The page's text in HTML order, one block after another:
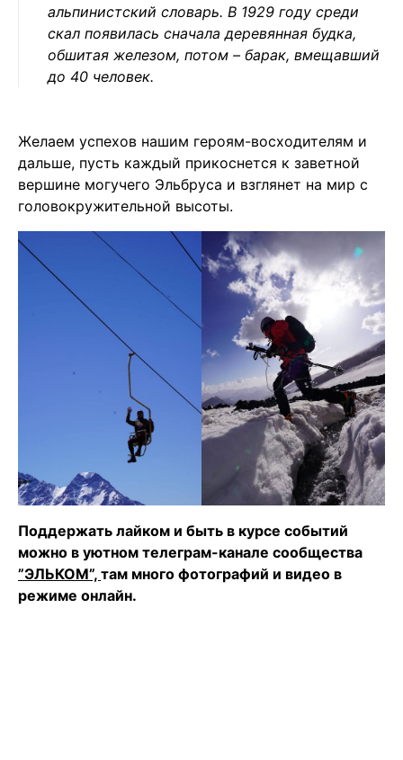
альпинистский словарь. В 1929 году среди
скал появилась сначала деревянная будка,
обшитая железом, потом – барак, вмещавший
до 40 человек.
Желаем успехов нашим героям-восходителям и
дальше, пусть каждый прикоснется к заветной
вершине могучего Эльбруса и взглянет на мир с
головокружительной высоты.
Поддержать лайком и быть в курсе событий
можно в уютном телеграм-канале сообщества
”ЭЛЬКОМ”, там много фотографий и видео в
режиме онлайн.